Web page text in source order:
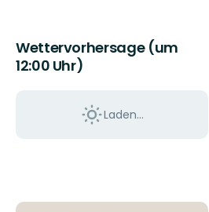
Wettervorhersage (um
12:00 Uhr)
Laden...